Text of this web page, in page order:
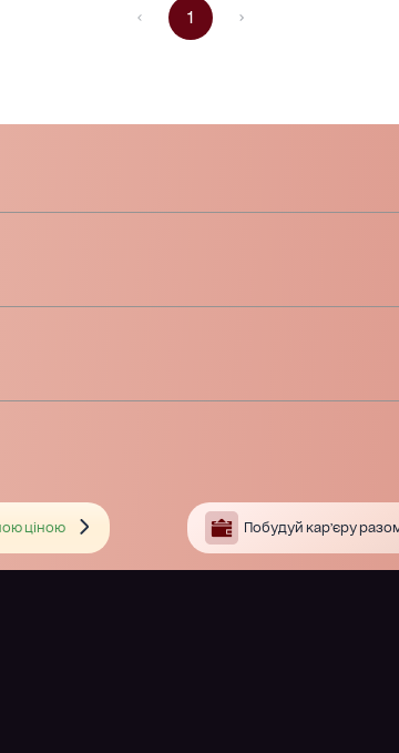
1
ціною Побудуй кар’єру